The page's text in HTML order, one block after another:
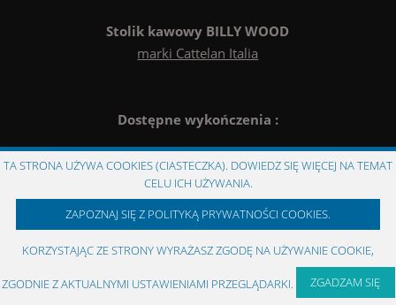
Stolik kawowy BILLY WOOD
marki Cattelan Italia
Dostępne wykończenia :
blat- orzech, dąb palony, dąb naturalny
- czarna lakierowana stal, pomarańczowe fluo.
TA STRONA UŻYWA COOKIES (CIASTECZKA). DOWIEDZ SIĘ WIĘCEJ NA TEMAT
CELU ICH UŻYWANIA.
ZAPOZNAJ SIĘ Z POLITYKĄ PRYWATNOŚCI COOKIES.
KORZYSTAJĄC ZE STRONY WYRAŻASZ ZGODĘ NA UŻYWANIE COOKIE,
ZGODNIE Z AKTUALNYMI USTAWIENIAMI PRZEGLĄDARKI. ZGADZAM SIĘ